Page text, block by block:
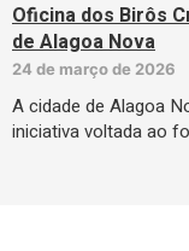
Oficina dos Birôs
de Alagoa Nova
24 de março de 2026
A cidade de Alagoa
iniciativa voltada ao